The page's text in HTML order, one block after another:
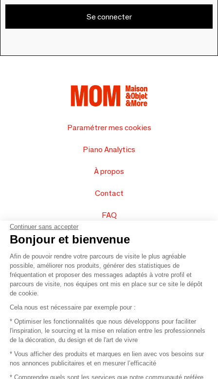
Se connecter
Paramétrer mes cookies
Piano Analytics
À propos
Contact
FAQ
Vendez vos produits
Plan du site
© 2016 –Organisation SAFI
Recrutement
Continuer sans accepter
Bonjour et bienvenue
Afin de pouvoir rendre votre parcours de visite le plus agréable
possible, améliorer nos produits, générer des statistiques de
fréquentation et proposer des messages adaptés à votre profil et
parcours de visite, nos équipes ont mis en place sur ce site le dépôt
de cookie.
Cela nous est nécessaire par exemple pour :
* Optimiser les fonctionnalités que nous développons pour faciliter
l'inspiration, le sourcing et la mise en relation entre les professionnels
de la décoration, du design et de l'art de vivre
* Vous afficher des produits et marques en lien avec vos besoins sur
nos annonces publicitaires et en mesurer l’efficacité
* Comprendre quels sont les services que notre communauté préfère